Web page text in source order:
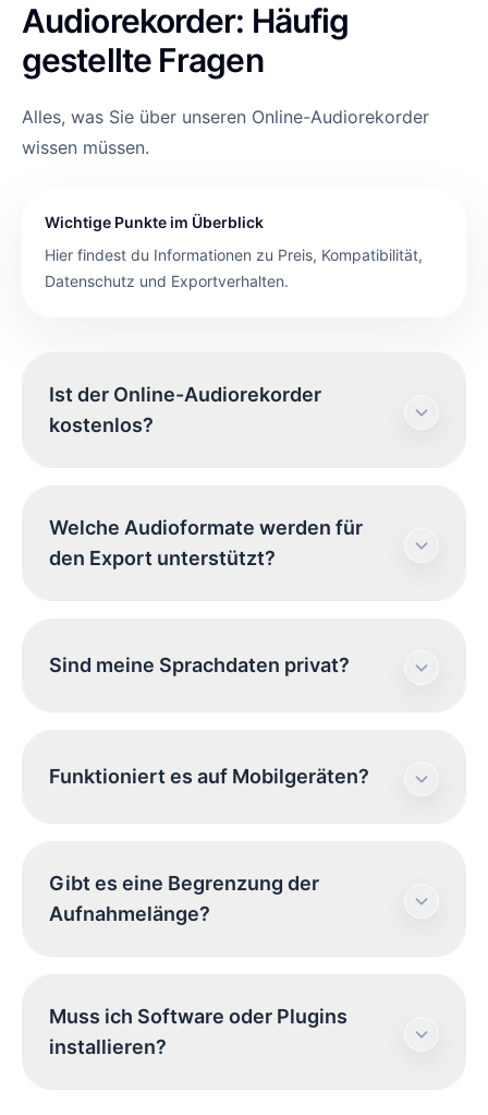
Audiorekorder: Häufig
gestellte Fragen
Alles, was Sie über unseren Online-Audiorekorder
wissen müssen.
Wichtige Punkte im Überblick
Hier findest du Informationen zu Preis, Kompatibilität,
Datenschutz und Exportverhalten.
Ist der Online-Audiorekorder
kostenlos?
Sie können so viele Clips aufnehmen, wie Sie
Welche Audioformate werden für
den Export unterstützt?
Standardformaten wie MP3 und WAV
exportieren.
Sind meine Sprachdaten privat?
Browser. Wir speichern Ihre Aufnahmen nicht
auf unseren Servern.
Funktioniert es auf Mobilgeräten?
funktioniert nahtlos in iOS- und Android-
Gibt es eine Begrenzung der
Aufnahmelänge?
dass längere Aufnahmen mehr Speicherplatz
Muss ich Software oder Plugins
installieren?